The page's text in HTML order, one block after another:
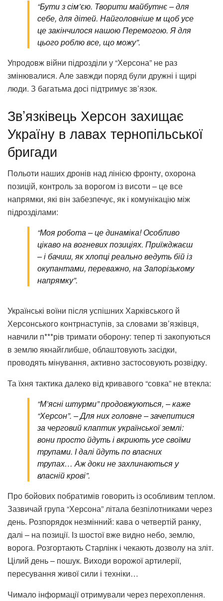
“Бути з сім’єю. Творити майбутнє – для
себе, для дітей. Найголовніше м щоб усе
це закінчилося нашою Перемогою. Я для
цього роблю все, що можу”.
Упродовж війни підрозділи у “Херсона” не раз
змінювалися. Але завжди поряд були дружні і щирі
люди. З багатьма досі підтримує зв’язок.
Зв’язківець Херсон захищає
Україну в лавах тернопільської
бригади
Польоти наших дронів над лінією фронту, охорона
позицій, контроль за ворогом із висоти – це все
напрямки, які він забезпечує, як і комунікацію між
підрозділами:
“Моя робота – це динаміка! Особливо
цікаво на вогневих позиціях. Приїжджаєш
– і бачиш, як хлопці реально ведуть бій із
окупантами, переважно, на Запорізькому
напрямку”.
Українські воїни після успішних Харківського й
Херсонського контрнаступів, за словами зв’язківця,
навчили п***рів тримати оборону: тепер ті закопуються
в землю якнайглибше, облаштовують засідки,
проводять мінування, активно застосовують розвідку.
Та їхня тактика далеко від кривавого “совка” не втекла:
“М’ясні штурми” продовжуються, – каже
“Херсон”. – Для них головне – зачепитися
за черговий клаптик української землі:
вони просто йдуть і вкриють усе своїми
трупами. І далі йдуть по власних
трупах… Аж доки не захлинаються у
власній крові”.
Про бойових побратимів говорить із особливим теплом.
Зазвичай група “Херсона” літала безпілотниками через
день. Розпорядок незмінний: кава о четвертій ранку,
далі – на позиції. Із шостої вже видно небо, землю,
ворога. Розгортають Старлінк і чекають дозволу на зліт.
Цілий день – пошук. Виходи ворожої артилерії,
пересування живої сили і техніки…
Чимало інформації отримували через перехоплення.